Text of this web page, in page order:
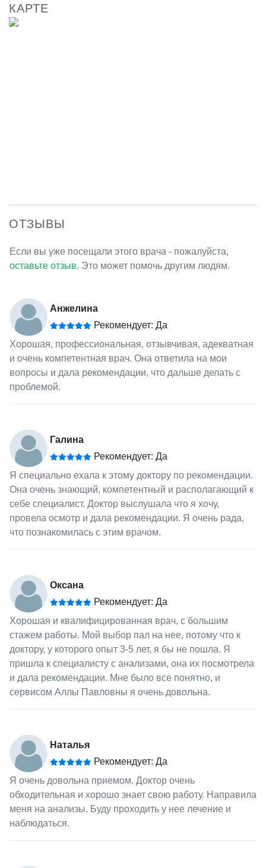
КАРТЕ
ОТЗЫВЫ
Если вы уже посещали этого врача - пожалуйста,
оставьте отзыв. Это может помочь другим людям.
Анжелина
Рекомендует: Да
Хорошая, профессиональная, отзывчивая, адекватная
и очень компетентная врач. Она ответила на мои
вопросы и дала рекомендации, что дальше делать с
проблемой.
Галина
Рекомендует: Да
Я специально ехала к этому доктору по рекомендации.
Она очень знающий, компетентный и располагающий к
себе специалист. Доктор выслушала что я хочу,
провела осмотр и дала рекомендации. Я очень рада,
что познакомилась с этим врачом.
Оксана
Рекомендует: Да
Хорошая и квалифицированная врач, с большим
стажем работы. Мой выбор пал на нее, потому что к
доктору, у которого опыт 3-5 лет, я бы не пошла. Я
пришла к специалисту с анализами, она их посмотрела
и дала рекомендации. Мне было все понятно, и
сервисом Аллы Павловны я очень довольна.
Наталья
Рекомендует: Да
Я очень довольна приемом. Доктор очень
обходительная и хорошо знает свою работу. Направила
меня на анализы. Буду проходить у нее лечение и
наблюдаться.